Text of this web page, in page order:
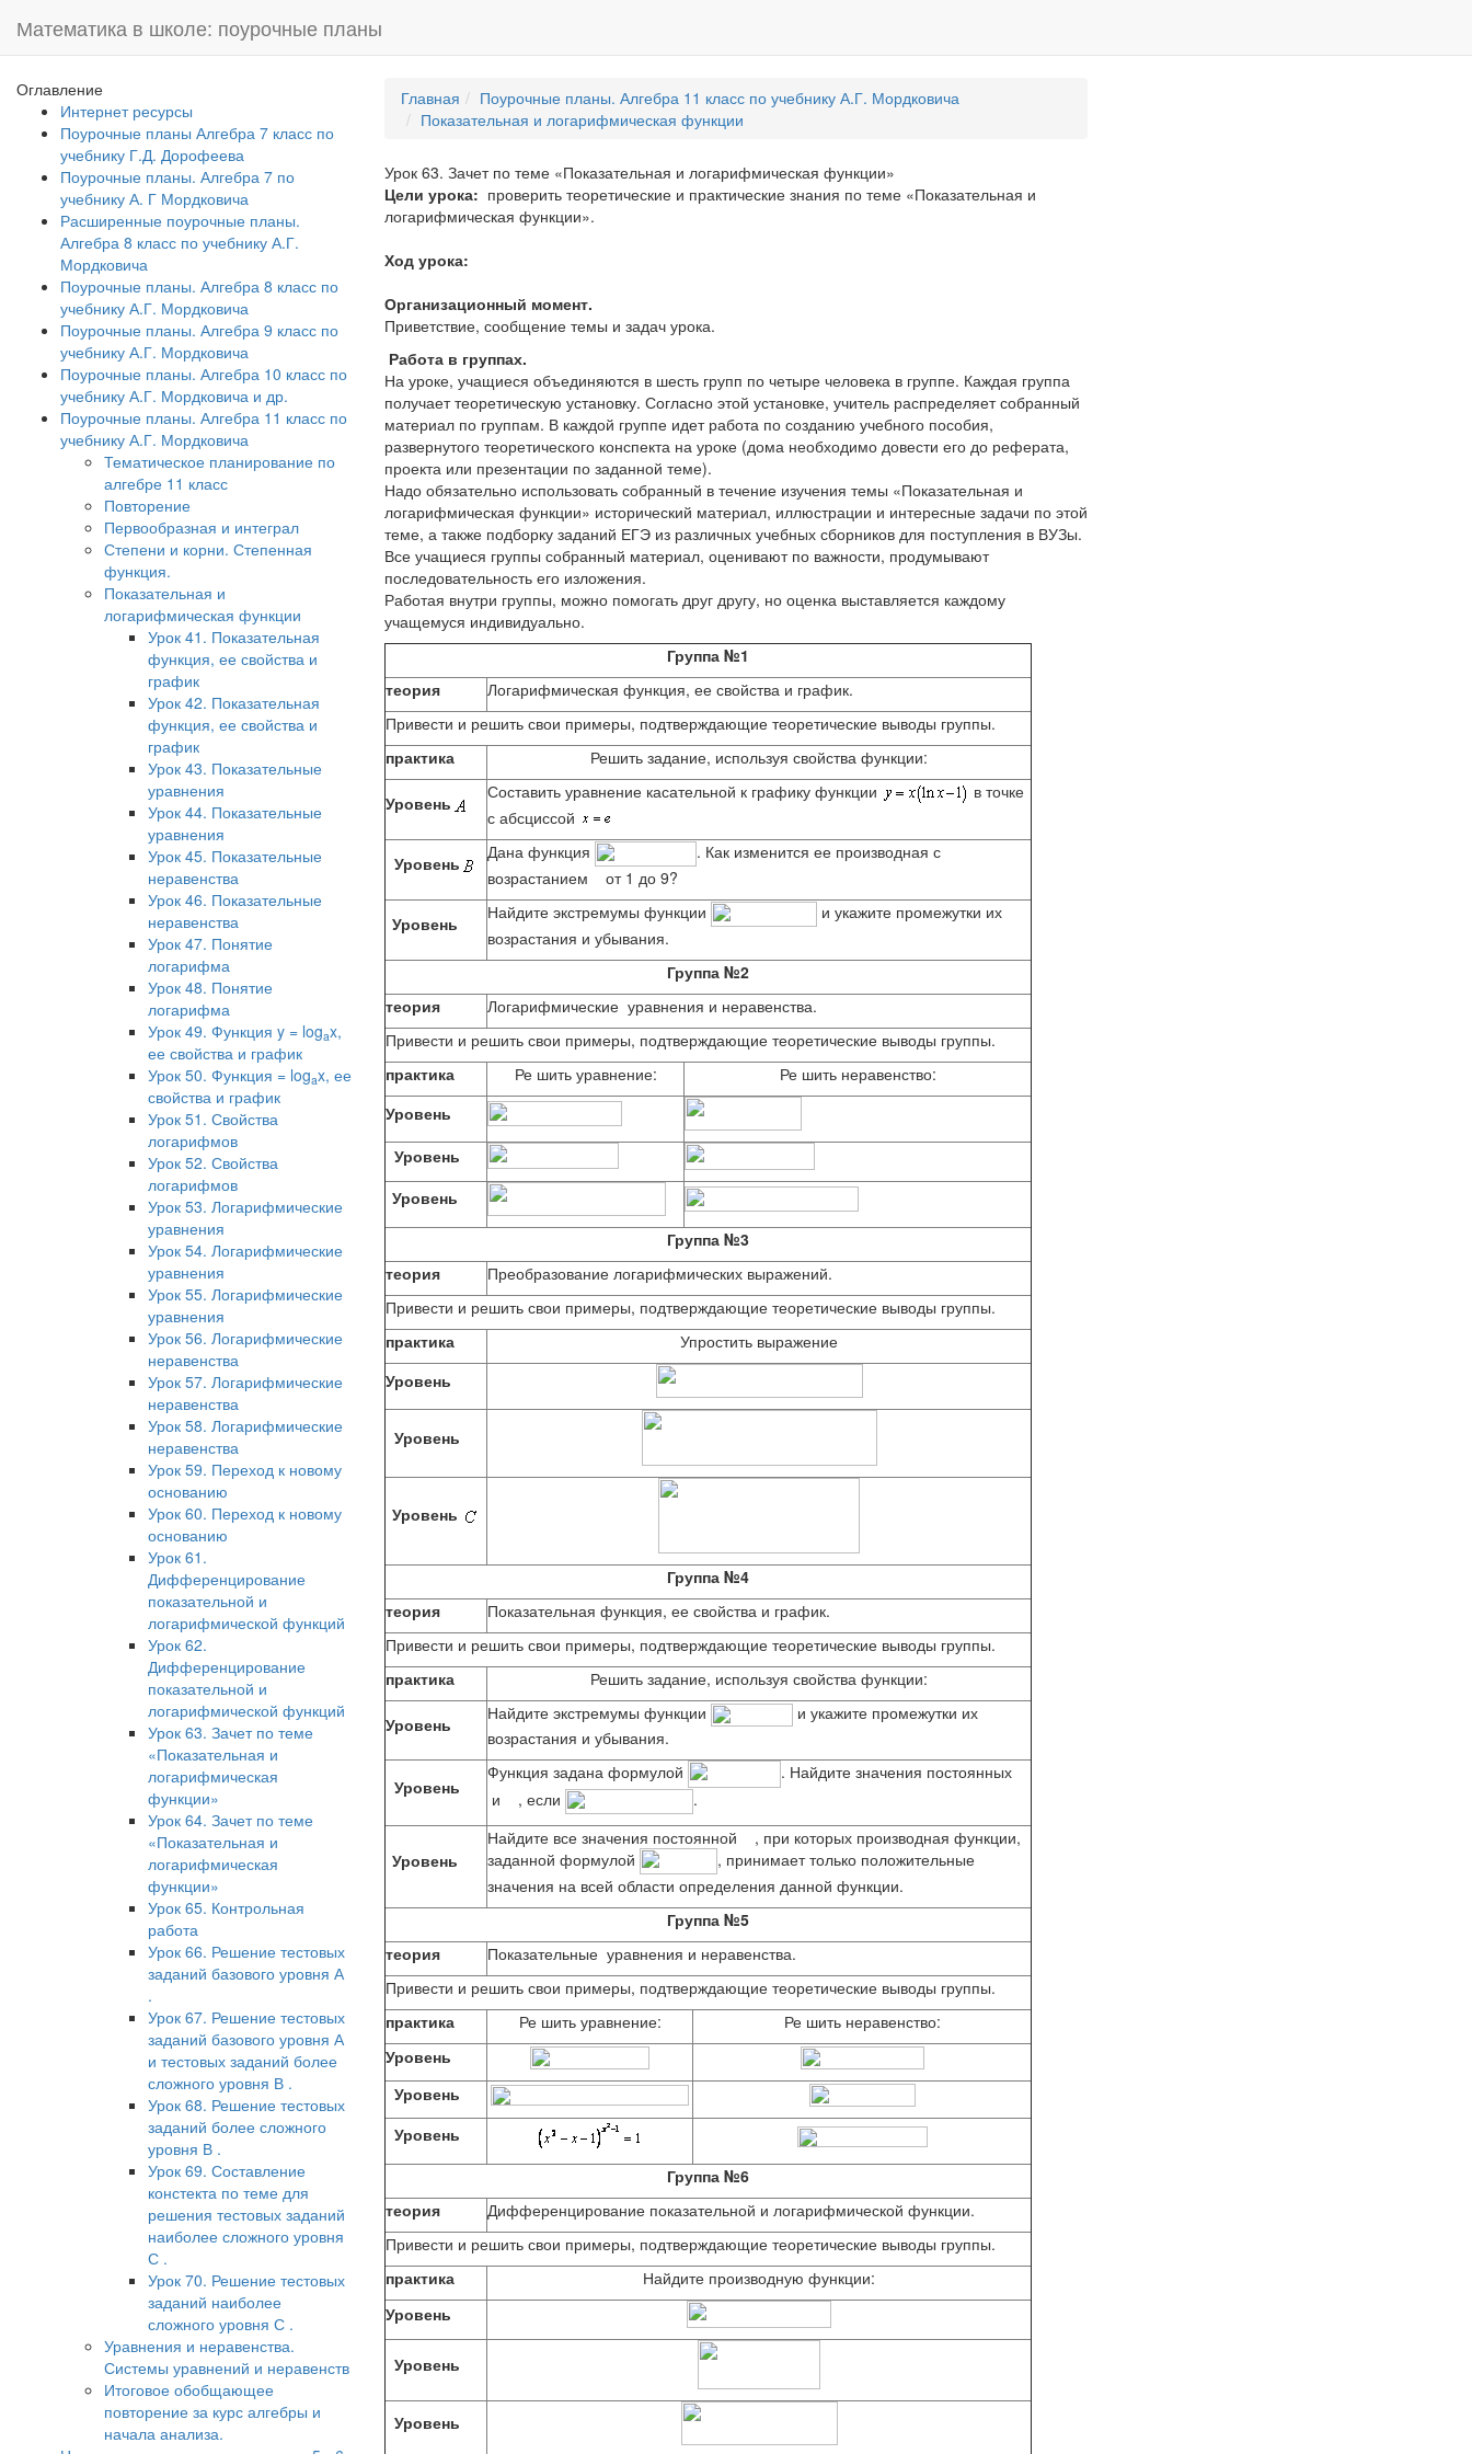
Математика в школе: поурочные планы
Оглавление
Интернет ресурсы
Поурочные планы Алгебра 7 класс по
учебнику Г.Д. Дорофеева
Поурочные планы. Алгебра 7 по
учебнику А. Г Мордковича
Расширенные поурочные планы.
Алгебра 8 класс по учебнику А.Г.
Мордковича
Поурочные планы. Алгебра 8 класс по
учебнику А.Г. Мордковича
Поурочные планы. Алгебра 9 класс по
учебнику А.Г. Мордковича
Поурочные планы. Алгебра 10 класс по
учебнику А.Г. Мордковича и др.
Поурочные планы. Алгебра 11 класс по
учебнику А.Г. Мордковича
Тематическое планирование по
алгебре 11 класс
Повторение
Первообразная и интеграл
Степени и корни. Степенная
функция.
Показательная и
логарифмическая функции
Урок 41. Показательная
функция, ее свойства и
график
Урок 42. Показательная
функция, ее свойства и
график
Урок 43. Показательные
уравнения
Урок 44. Показательные
уравнения
Урок 45. Показательные
неравенства
Урок 46. Показательные
неравенства
Урок 47. Понятие
логарифма
Урок 48. Понятие
логарифма
Урок 49. Функция y = logax,
ее свойства и график
Урок 50. Функция = logax, ее
свойства и график
Урок 51. Свойства
логарифмов
Урок 52. Свойства
логарифмов
Урок 53. Логарифмические
уравнения
Урок 54. Логарифмические
уравнения
Урок 55. Логарифмические
уравнения
Урок 56. Логарифмические
неравенства
Урок 57. Логарифмические
неравенства
Урок 58. Логарифмические
неравенства
Урок 59. Переход к новому
основанию
Урок 60. Переход к новому
основанию
Урок 61.
Дифференцирование
показательной и
логарифмической функций
Урок 62.
Дифференцирование
показательной и
логарифмической функций
Урок 63. Зачет по теме
«Показательная и
логарифмическая
функции»
Урок 64. Зачет по теме
«Показательная и
логарифмическая
функции»
Урок 65. Контрольная
работа
Урок 66. Решение тестовых
заданий базового уровня А
.
Урок 67. Решение тестовых
заданий базового уровня А
и тестовых заданий более
сложного уровня В .
Урок 68. Решение тестовых
заданий более сложного
уровня В .
Урок 69. Составление
констекта по теме для
решения тестовых заданий
наиболее сложного уровня
С .
Урок 70. Решение тестовых
заданий наиболее
сложного уровня С .
Уравнения и неравенства.
Системы уравнений и неравенств
Итоговое обобщающее
повторение за курс алгебры и
начала анализа.
Главная
Поурочные планы. Алгебра 11 класс по учебнику А.Г. Мордковича
Показательная и логарифмическая функции
Урок 63. Зачет по теме «Показательная и логарифмическая функции»
Цели урока: проверить теоретические и практические знания по теме «Показательная и
логарифмическая функции».
Ход урока:
Организационный момент.
Приветствие, сообщение темы и задач урока.
Работа в группах.
На уроке, учащиеся объединяются в шесть групп по четыре человека в группе. Каждая группа
получает теоретическую установку. Согласно этой установке, учитель распределяет собранный
материал по группам. В каждой группе идет работа по созданию учебного пособия,
развернутого теоретического конспекта на уроке (дома необходимо довести его до реферата,
проекта или презентации по заданной теме).
Надо обязательно использовать собранный в течение изучения темы «Показательная и
логарифмическая функции» исторический материал, иллюстрации и интересные задачи по этой
теме, а также подборку заданий ЕГЭ из различных учебных сборников для поступления в ВУЗы.
Все учащиеся группы собранный материал, оценивают по важности, продумывают
последовательность его изложения.
Работая внутри группы, можно помогать друг другу, но оценка выставляется каждому
учащемуся индивидуально.
Группа №1
теория
Логарифмическая функция, ее свойства и график.
Привести и решить свои примеры, подтверждающие теоретические выводы группы.
практика
Решить задание, используя свойства функции:
Уровень
Составить уравнение касательной к графику функции
в точке
с абсциссой
Уровень
Дана функция
. Как изменится ее производная с
возрастанием
от 1 до 9?
Уровень
Найдите экстремумы функции
и укажите промежутки их
возрастания и убывания.
Группа №2
теория
Логарифмические уравнения и неравенства.
Привести и решить свои примеры, подтверждающие теоретические выводы группы.
практика
Ре шить уравнение:
Ре шить неравенство:
Уровень
Уровень
Уровень
Группа №3
теория
Преобразование логарифмических выражений.
Привести и решить свои примеры, подтверждающие теоретические выводы группы.
практика
Упростить выражение
Уровень
Уровень
Уровень
Группа №4
теория
Показательная функция, ее свойства и график.
Привести и решить свои примеры, подтверждающие теоретические выводы группы.
практика
Решить задание, используя свойства функции:
Уровень
Найдите экстремумы функции
и укажите промежутки их
возрастания и убывания.
Уровень
Функция задана формулой
. Найдите значения постоянных
и
, если .
Уровень
Найдите все значения постоянной
, при которых производная функции,
заданной формулой
, принимает только положительные
значения на всей области определения данной функции.
Группа №5
теория
Показательные уравнения и неравенства.
Привести и решить свои примеры, подтверждающие теоретические выводы группы.
практика
Ре шить уравнение:
Ре шить неравенство:
Уровень
Уровень
Уровень
Группа №6
теория
Дифференцирование показательной и логарифмической функции.
Привести и решить свои примеры, подтверждающие теоретические выводы группы.
практика
Найдите производную функции:
Уровень
Уровень
Уровень